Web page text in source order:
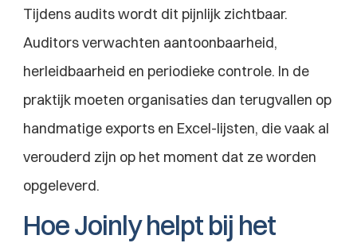
Tijdens audits wordt dit pijnlijk zichtbaar.
Auditors verwachten aantoonbaarheid,
herleidbaarheid en periodieke controle. In de
praktijk moeten organisaties dan terugvallen op
handmatige exports en Excel-lijsten, die vaak al
verouderd zijn op het moment dat ze worden
opgeleverd.
Hoe Joinly helpt bij het